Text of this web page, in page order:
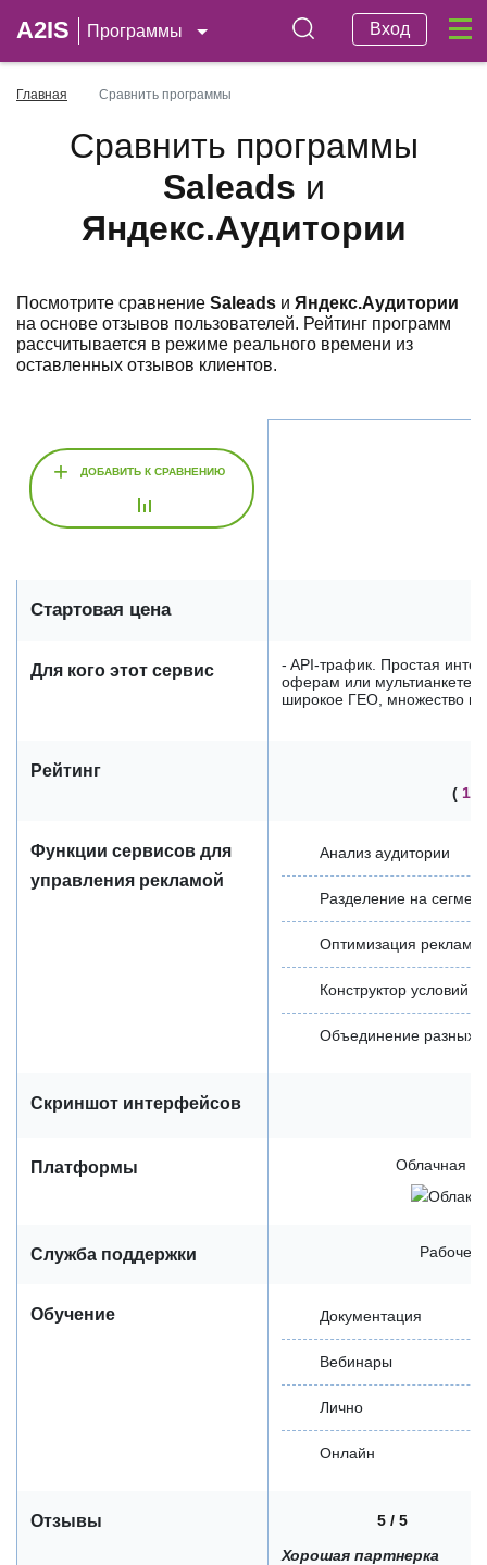
A2IS Программы Вход
Главная Сравнить программы
Сравнить программы
Saleads и
Яндекс.Аудитории
Посмотрите сравнение Saleads и Яндекс.Аудитории
на основе отзывов пользователей. Рейтинг программ
рассчитывается в режиме реального времени из
оставленных отзывов клиентов.
+ ДОБАВИТЬ К СРАВНЕНИЮ
Стартовая цена
Для кого этот сервис
- API-трафик. Простая
оферам или
широкое ГЕО, множество
Рейтинг
( 13
Функции сервисов для
управления рекламой
Анализ аудитории
Разделение на
Оптимизация
Конструктор условий
Объединение разных
Скриншот интерфейсов
Платформы Облачная /
Служба поддержки Рабочее
Обучение Документация
Вебинары
Лично
Онлайн
Отзывы
5 / 5
Хорошая партнерка